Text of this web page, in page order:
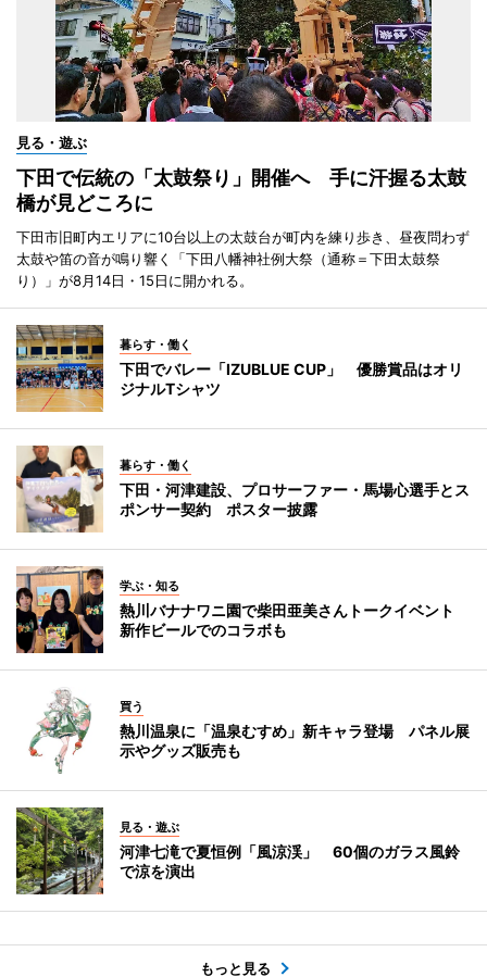
見る・遊ぶ
下田で伝統の「太鼓祭り」開催へ 手に汗握る太鼓
橋が見どころに
下田市旧町内エリアに10台以上の太鼓台が町内を練り歩き、昼夜問わず
太鼓や笛の音が鳴り響く「下田八幡神社例大祭（通称＝下田太鼓祭
り）」が8月14日・15日に開かれる。
暮らす・働く
下田でバレー「IZUBLUE CUP」 優勝賞品はオリ
ジナルTシャツ
暮らす・働く
下田・河津建設、プロサーファー・馬場心選手とス
ポンサー契約 ポスター披露
学ぶ・知る
熱川バナナワニ園で柴田亜美さんトークイベント
新作ビールでのコラボも
買う
熱川温泉に「温泉むすめ」新キャラ登場 パネル展
示やグッズ販売も
見る・遊ぶ
河津七滝で夏恒例「風涼渓」 60個のガラス風鈴
で涼を演出
もっと見る